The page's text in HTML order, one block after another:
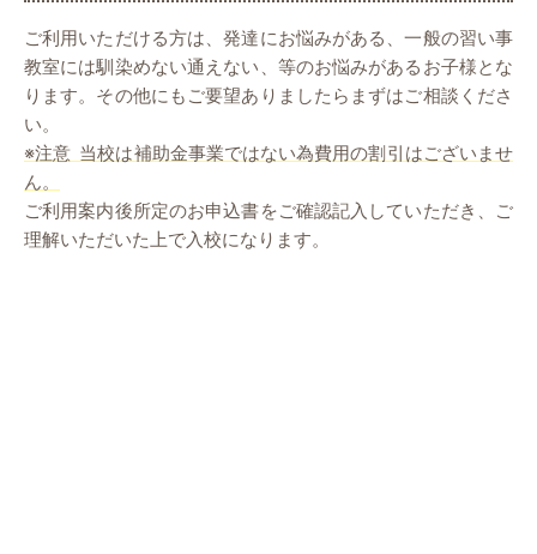
ご利用いただける方は、発達にお悩みがある、一般の習い事
教室には馴染めない通えない、等のお悩みがあるお子様とな
ります。その他にもご要望ありましたらまずはご相談くださ
い。
※注意 当校は補助金事業ではない為費用の割引はございませ
ん。
ご利用案内後所定のお申込書をご確認記入していただき、ご
理解いただいた上で入校になります。